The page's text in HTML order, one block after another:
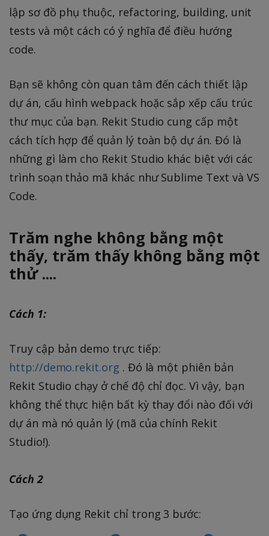
lập sơ đồ phụ thuộc, refactoring, building, unit
tests và một cách có ý nghĩa để điều hướng
code.
Bạn sẽ không còn quan tâm đến cách thiết lập
dự án, cấu hình webpack hoặc sắp xếp cấu trúc
thư mục của bạn. Rekit Studio cung cấp một
cách tích hợp để quản lý toàn bộ dự án. Đó là
những gì làm cho Rekit Studio khác biệt với các
trình soạn thảo mã khác như Sublime Text và VS
Code.
Trăm nghe không bằng một
thấy, trăm thấy không bằng một
thử ....
Cách 1:
Truy cập bản demo trực tiếp:
http://demo.rekit.org . Đó là một phiên bản
Rekit Studio chạy ở chế độ chỉ đọc. Vì vậy, bạn
không thể thực hiện bất kỳ thay đổi nào đối với
dự án mà nó quản lý (mã của chính Rekit
Studio!).
Cách 2
Tạo ứng dụng Rekit chỉ trong 3 bước: